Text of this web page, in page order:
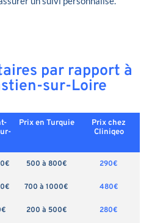
par rapport à
sur-Loire
Prix en Turquie
Prix chez
Cliniqeo
500 à 800€
290€
700 à 1000€
480€
200 à 500€
280€